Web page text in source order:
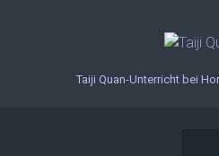
Taiji Quan-Unterricht bei